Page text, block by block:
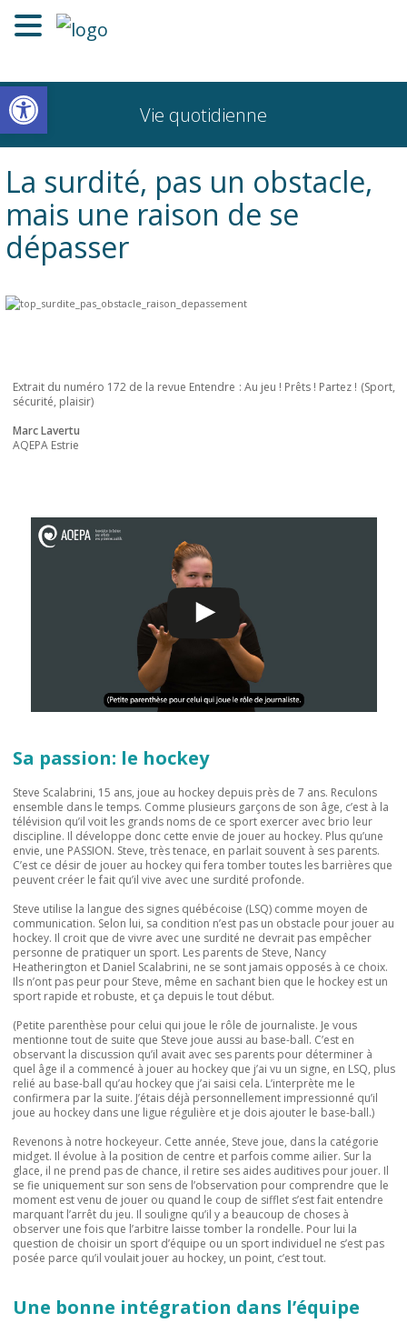
Vie quotidienne
La surdité, pas un obstacle,
mais une raison de se
dépasser
Extrait du numéro 172 de la revue Entendre : Au jeu ! Prêts ! Partez ! (Sport,
sécurité, plaisir)
Marc Lavertu
AQEPA Estrie
Sa passion: le hockey
Steve Scalabrini, 15 ans, joue au hockey depuis près de 7 ans. Reculons
ensemble dans le temps. Comme plusieurs garçons de son âge, c’est à la
télévision qu’il voit les grands noms de ce sport exercer avec brio leur
discipline. Il développe donc cette envie de jouer au hockey. Plus qu’une
envie, une PASSION. Steve, très tenace, en parlait souvent à ses parents.
C’est ce désir de jouer au hockey qui fera tomber toutes les barrières que
peuvent créer le fait qu’il vive avec une surdité profonde.
Steve utilise la langue des signes québécoise (LSQ) comme moyen de
communication. Selon lui, sa condition n’est pas un obstacle pour jouer au
hockey. Il croit que de vivre avec une surdité ne devrait pas empêcher
personne de pratiquer un sport. Les parents de Steve, Nancy
Heatherington et Daniel Scalabrini, ne se sont jamais opposés à ce choix.
Ils n’ont pas peur pour Steve, même en sachant bien que le hockey est un
sport rapide et robuste, et ça depuis le tout début.
(Petite parenthèse pour celui qui joue le rôle de journaliste. Je vous
mentionne tout de suite que Steve joue aussi au base-ball. C’est en
observant la discussion qu’il avait avec ses parents pour déterminer à
quel âge il a commencé à jouer au hockey que j’ai vu un signe, en LSQ, plus
relié au base-ball qu’au hockey que j’ai saisi cela. L’interprète me le
confirmera par la suite. J’étais déjà personnellement impressionné qu’il
joue au hockey dans une ligue régulière et je dois ajouter le base-ball.)
Revenons à notre hockeyeur. Cette année, Steve joue, dans la catégorie
midget. Il évolue à la position de centre et parfois comme ailier. Sur la
glace, il ne prend pas de chance, il retire ses aides auditives pour jouer. Il
se fie uniquement sur son sens de l’observation pour comprendre que le
moment est venu de jouer ou quand le coup de sifflet s’est fait entendre
marquant l’arrêt du jeu. Il souligne qu’il y a beaucoup de choses à
observer une fois que l’arbitre laisse tomber la rondelle. Pour lui la
question de choisir un sport d’équipe ou un sport individuel ne s’est pas
posée parce qu’il voulait jouer au hockey, un point, c’est tout.
Une bonne intégration dans l’équipe
Ouvrir la barre d’outils